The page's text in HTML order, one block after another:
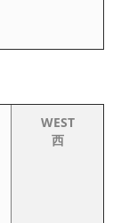
WEST
西